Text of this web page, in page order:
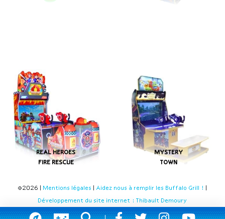
REAL HEROES
FIRE RESCUE
MYSTERY
TOWN
©2026 | Mentions légales Aidez nous à remplir les Buffalo Grill !
Développement du site internet : Thibault Demoury